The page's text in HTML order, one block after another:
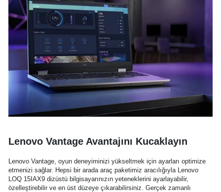
Lenovo Vantage Avantajını Kucaklayın
Lenovo Vantage, oyun deneyiminizi yükseltmek için ayarları optimize
etmenizi sağlar. Hepsi bir arada araç paketimiz aracılığıyla Lenovo
LOQ 15IAX9 dizüstü bilgisayarınızın yeteneklerini ayarlayabilir,
özelleştirebilir ve en üst düzeye çıkarabilirsiniz. Gerçek zamanlı